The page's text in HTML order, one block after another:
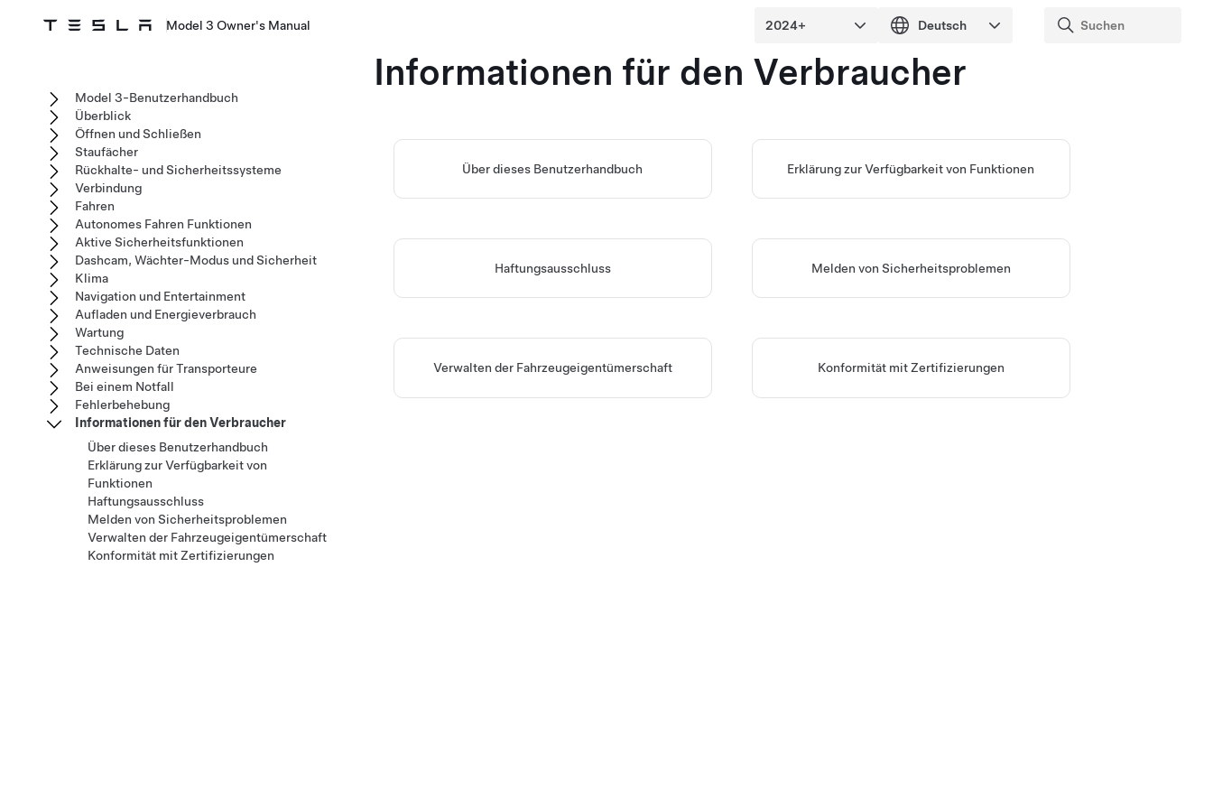
Model 3 Owner's Manual
Informationen für den Verbraucher
Über dieses Benutzerhandbuch Erklärung zur Verfügbarkeit von Funktionen
Haftungsausschluss Melden von Sicherheitsproblemen
Verwalten der Fahrzeugeigentümerschaft Konformität mit Zertifizierungen
Model 3-Benutzerhandbuch
Überblick
Öffnen und Schließen
Staufächer
Rückhalte- und Sicherheitssysteme
Verbindung
Fahren
Autonomes Fahren Funktionen
Aktive Sicherheitsfunktionen
Dashcam, Wächter-Modus und Sicherheit
Klima
Navigation und Entertainment
Aufladen und Energieverbrauch
Wartung
Technische Daten
Anweisungen für Transporteure
Bei einem Notfall
Fehlerbehebung
Informationen für den Verbraucher
Über dieses Benutzerhandbuch
Erklärung zur Verfügbarkeit von
Funktionen
Haftungsausschluss
Melden von Sicherheitsproblemen
Verwalten der Fahrzeugeigentümerschaft
Konformität mit Zertifizierungen